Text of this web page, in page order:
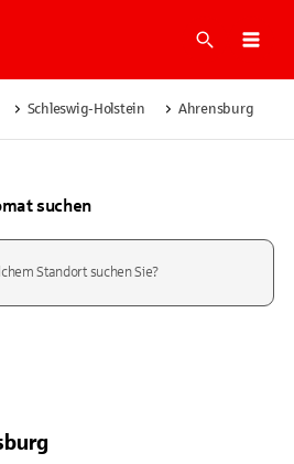
Suche
Schleswig-Holstein Ahrensburg
suchen